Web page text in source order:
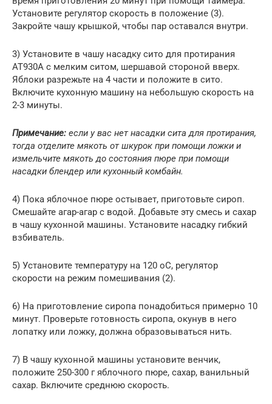
Установите регулятор скорость в положение (3).
Закройте чашу крышкой, чтобы пар оставался внутри.
3) Установите в чашу насадку сито для протирания
АТ930А с мелким ситом, шершавой стороной вверх.
Яблоки разрежьте на 4 части и положите в сито.
Включите кухонную машину на небольшую скорость на
2-3 минуты.
Примечание: если у вас нет насадки сита для протирания,
тогда отделите мякоть от шкурок при помощи ложки и
измельчите мякоть до состояния пюре при помощи
насадки блендер или кухонный комбайн.
4) Пока яблочное пюре остывает, приготовьте сироп.
Смешайте агар-агар с водой. Добавьте эту смесь и сахар
в чашу кухонной машины. Установите насадку гибкий
взбиватель.
5) Установите температуру на 120 оС, регулятор
скорости на режим помешивания (2).
6) На приготовление сиропа понадобиться примерно 10
минут. Проверьте готовность сиропа, окунув в него
лопатку или ложку, должна образовываться нить.
7) В чашу кухонной машины установите венчик,
положите 250-300 г яблочного пюре, сахар, ванильный
сахар. Включите среднюю скорость.